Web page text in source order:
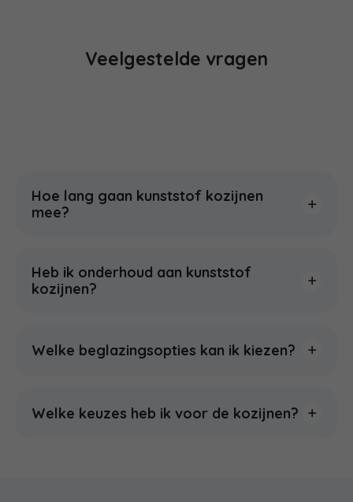
Veelgestelde vragen
Hoe lang gaan kunststof kozijnen
mee?
Heb ik onderhoud aan kunststof
kozijnen?
Welke beglazingsopties kan ik kiezen?
Welke keuzes heb ik voor de kozijnen?